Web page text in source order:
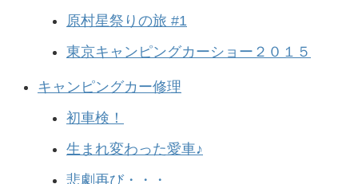
原村星祭りの旅 #1
東京キャンピングカーショー２０１５
キャンピングカー修理
初車検！
生まれ変わった愛車♪
悲劇再び・・・